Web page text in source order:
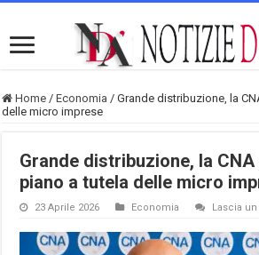
Home / Economia / Grande distribuzione, la
delle micro imprese
Grande distribuzione, la CNA
piano a tutela delle micro
23 Aprile 2026 Economia Lascia